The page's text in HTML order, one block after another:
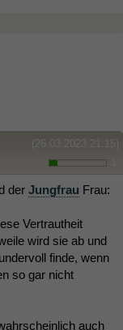
(26.03.2023 21:15)
der Jungfrau Frau:
Vertrautheit
wird sie ab und
finde, wenn
so gar nicht
auch